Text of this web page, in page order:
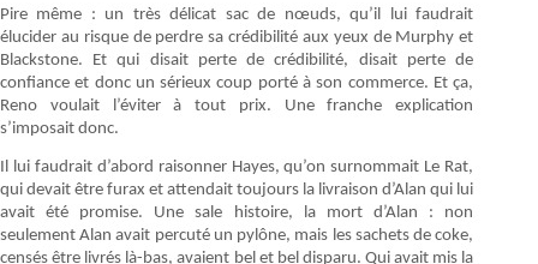
Pire même : un très délicat sac de nœuds, qu’il lui faudrait
élucider au risque de perdre sa crédibilité aux yeux de Murphy et
Blackstone. Et qui disait perte de crédibilité, disait perte de
confiance et donc un sérieux coup porté à son commerce. Et ça,
Reno voulait l’éviter à tout prix. Une franche explication
s’imposait donc.
Il lui faudrait d’abord raisonner Hayes, qu’on surnommait Le Rat,
qui devait être furax et attendait toujours la livraison d’Alan qui lui
avait été promise. Une sale histoire, la mort d’Alan : non
seulement Alan avait percuté un pylône, mais les sachets de coke,
censés être livrés là-bas, avaient bel et bel disparu. Qui avait mis la